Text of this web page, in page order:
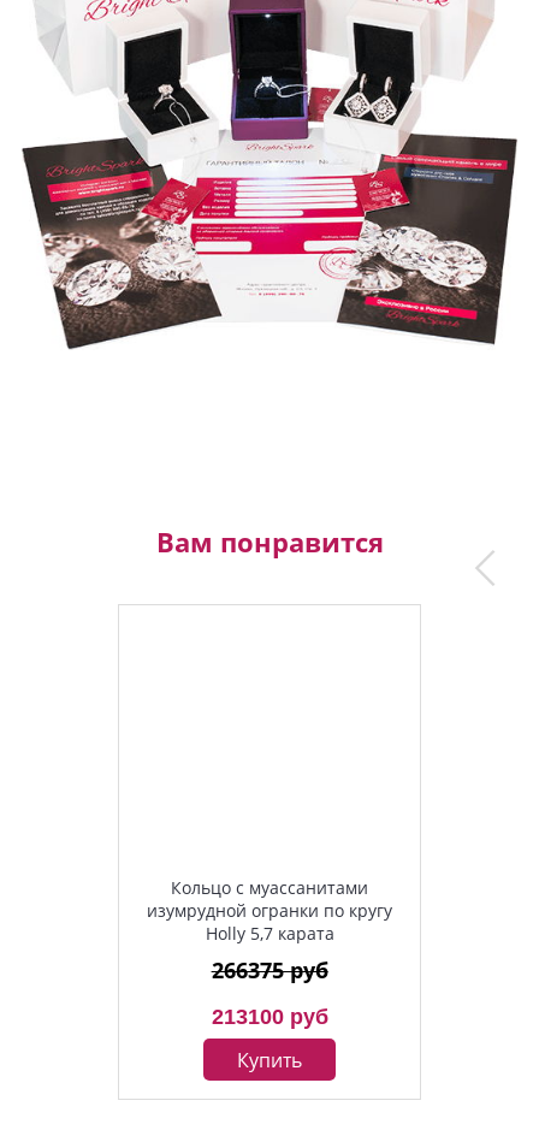
Вам понравится
Кольцо с муассанитами
изумрудной огранки по кругу
Holly 5,7 карата
266375 руб
213100 руб
Купить